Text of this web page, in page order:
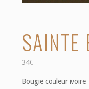
SAINTE
34€
Bougie couleur ivoire